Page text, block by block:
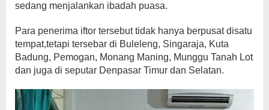
sedang menjalankan ibadah puasa.
Para penerima iftor tersebut tidak hanya berpusat disatu
tempat,tetapi tersebar di Buleleng, Singaraja, Kuta
Badung, Pemogan, Monang Maning, Munggu Tanah Lot
dan juga di seputar Denpasar Timur dan Selatan.